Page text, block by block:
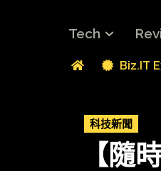
Tech
Biz.IT
科技新聞
【隨